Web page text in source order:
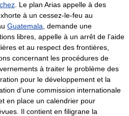
. Le plan Arias appelle à des
à un cessez-le-feu au
Guatemala, demande une
libres, appelle à un arrêt de l’aide
et au respect des frontières,
concernant les procédures de
à traiter le problème des
pour le développement et la
d’une commission internationale
en place un calendrier pour
Il contient en filigrane la